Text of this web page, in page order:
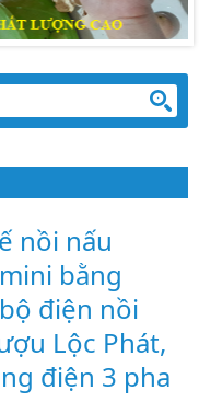
nồi nấu
bằng
điện nồi
Lộc Phát,
điện 3 pha